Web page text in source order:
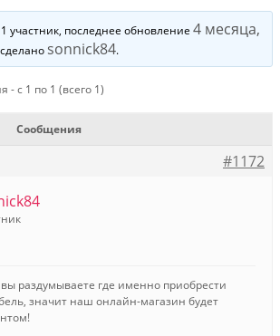
участник, последнее обновление4 месяца,
сделано sonnick84.
- с 1 по 1 (всего 1)
Сообщения
#1172
раздумываете где именно приобрести
значит наш онлайн-магазин будет